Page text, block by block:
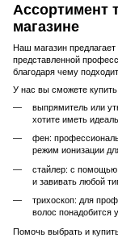
Ассортимент
магазине
Наш магазин предлагает
представленной
благодаря чему
У нас вы сможете
выпрямитель или
хотите иметь
фен:
режим ионизации
стайлер: с помощью
и завивать любой
трихоскоп: для
волос понадобится
Помочь выбрать и